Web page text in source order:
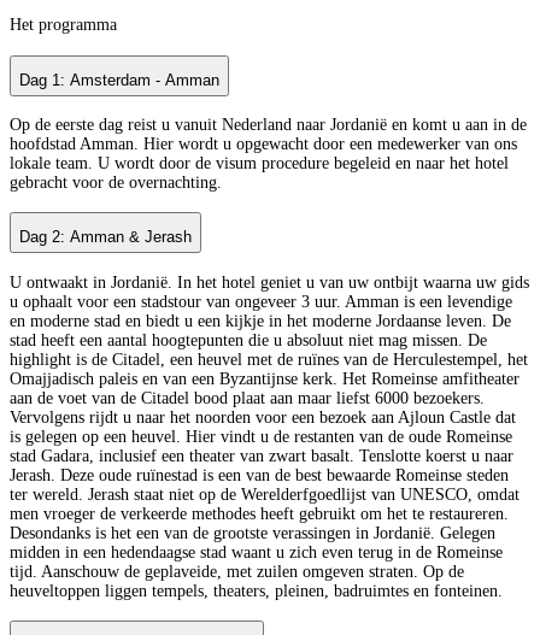
Het programma
Dag 1: Amsterdam - Amman
Op de eerste dag reist u vanuit Nederland naar Jordanië en komt u aan in de
hoofdstad Amman. Hier wordt u opgewacht door een medewerker van ons
lokale team. U wordt door de visum procedure begeleid en naar het hotel
gebracht voor de overnachting.
Dag 2: Amman & Jerash
U ontwaakt in Jordanië. In het hotel geniet u van uw ontbijt waarna uw gids
u ophaalt voor een stadstour van ongeveer 3 uur. Amman is een levendige
en moderne stad en biedt u een kijkje in het moderne Jordaanse leven. De
stad heeft een aantal hoogtepunten die u absoluut niet mag missen. De
highlight is de Citadel, een heuvel met de ruïnes van de Herculestempel, het
Omajjadisch paleis en van een Byzantijnse kerk. Het Romeinse amfitheater
aan de voet van de Citadel bood plaat aan maar liefst 6000 bezoekers.
Vervolgens rijdt u naar het noorden voor een bezoek aan Ajloun Castle dat
is gelegen op een heuvel. Hier vindt u de restanten van de oude Romeinse
stad Gadara, inclusief een theater van zwart basalt. Tenslotte koerst u naar
Jerash. Deze oude ruïnestad is een van de best bewaarde Romeinse steden
ter wereld. Jerash staat niet op de Werelderfgoedlijst van UNESCO, omdat
men vroeger de verkeerde methodes heeft gebruikt om het te restaureren.
Desondanks is het een van de grootste verassingen in Jordanië. Gelegen
midden in een hedendaagse stad waant u zich even terug in de Romeinse
tijd. Aanschouw de geplaveide, met zuilen omgeven straten. Op de
heuveltoppen liggen tempels, theaters, pleinen, badruimtes en fonteinen.